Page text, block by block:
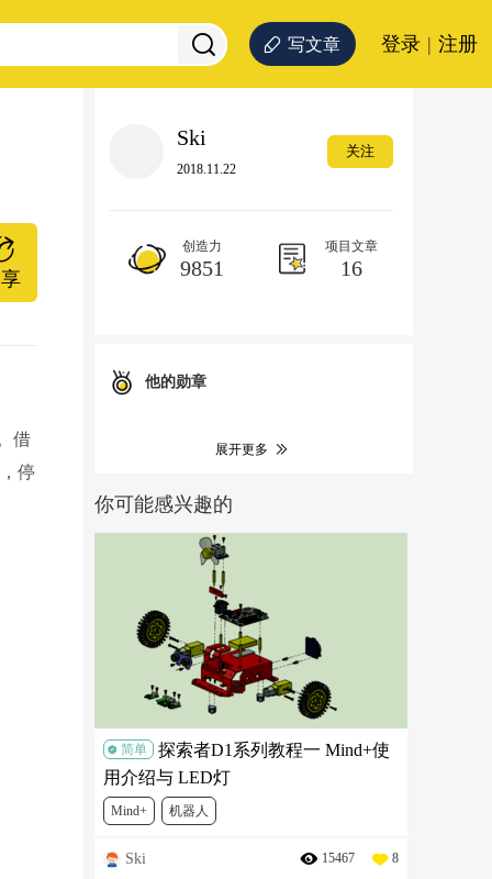
写文章 登录 | 注册
借
停
Ski
2018.11.22
关注
创造力
9851
项目文章
16
他的勋章
展开更多
你可能感兴趣的
简单
探索者D1系列教程一 Mind+使
用介绍与 LED灯
Mind+ 机器人
Ski 15467 8